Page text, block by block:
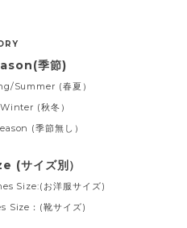
季節)
Summer (春夏）
(秋冬）
(季節無し）
(サイズ別）
Size:(お洋服サイズ)
Size：(靴サイズ)